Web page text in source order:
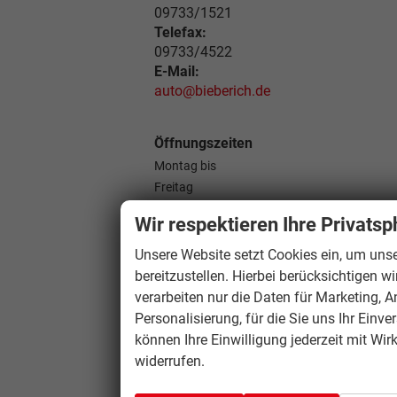
09733/1521
Telefax:
09733/4522
E-Mail:
auto@bieberich.de
Öffnungszeiten
Montag bis
Freitag
Uhr
13:00 - 17:00
Uhr
Wir respektieren Ihre
Unsere Website setzt Cookies ein, um
bereitzustellen. Hierbei berücksichtigen
verarbeiten nur die Daten für Marketing,
Personalisierung, für die Sie uns Ihr
können Ihre Einwilligung jederzeit mit
widerrufen.